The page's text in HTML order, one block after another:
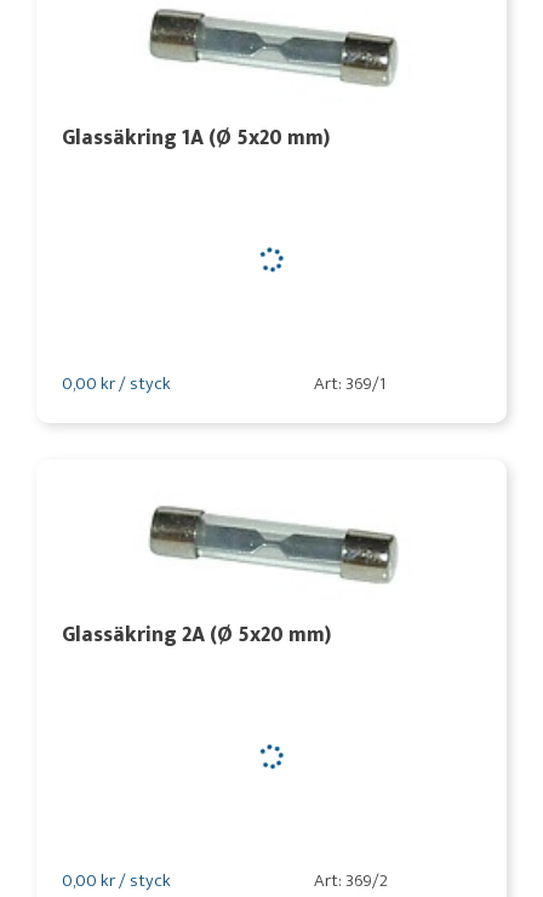
Glassäkring 1A (Ø 5x20 mm)
0,00 kr / styck Art: 369/1
Glassäkring 2A (Ø 5x20 mm)
0,00 kr / styck Art: 369/2